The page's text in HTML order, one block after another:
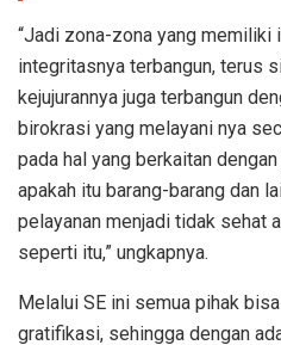
“Jadi zona-zona yang memiliki
integritasnya terbangun, terus
kejujurannya juga terbangun
birokrasi yang melayani nya
pada hal yang berkaitan
apakah itu barang-barang dan
pelayanan menjadi tidak sehat
seperti itu,” ungkapnya.
Melalui SE ini semua pihak
gratifikasi, sehingga dengan